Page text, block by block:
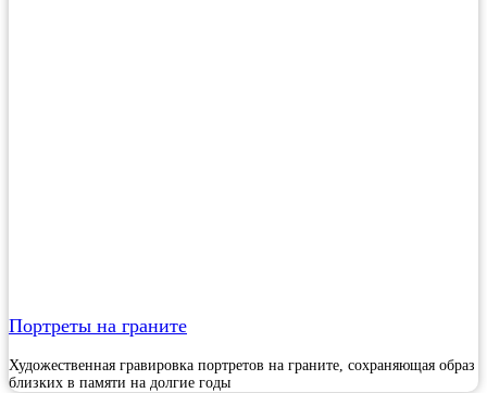
Портреты на граните
Художественная гравировка портретов на граните, сохраняющая образ
близких в памяти на долгие годы